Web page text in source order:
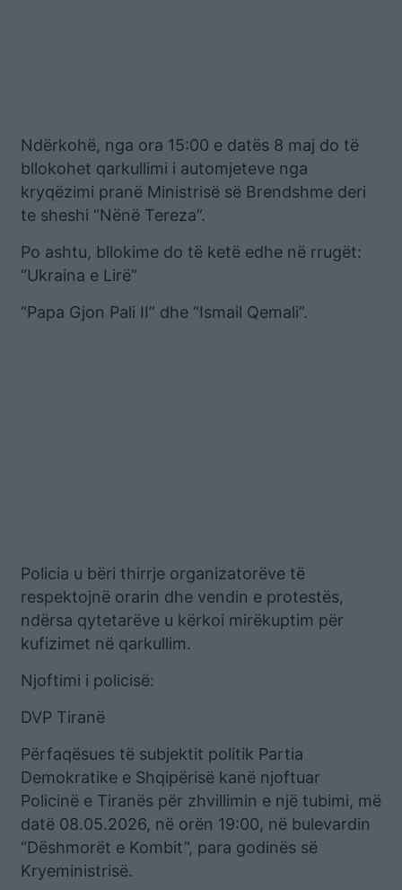
Ndërkohë, nga ora 15:00 e datës 8 maj do të
bllokohet qarkullimi i automjeteve nga
kryqëzimi pranë Ministrisë së Brendshme deri
te sheshi “Nënë Tereza”.
Po ashtu, bllokime do të ketë edhe në rrugët:
“Ukraina e Lirë”
“Papa Gjon Pali II” dhe “Ismail Qemali”.
Policia u bëri thirrje organizatorëve të
respektojnë orarin dhe vendin e protestës,
ndërsa qytetarëve u kërkoi mirëkuptim për
kufizimet në qarkullim.
Njoftimi i policisë:
DVP Tiranë
Përfaqësues të subjektit politik Partia
Demokratike e Shqipërisë kanë njoftuar
Policinë e Tiranës për zhvillimin e një tubimi, më
datë 08.05.2026, në orën 19:00, në bulevardin
“Dëshmorët e Kombit”, para godinës së
Kryeministrisë.